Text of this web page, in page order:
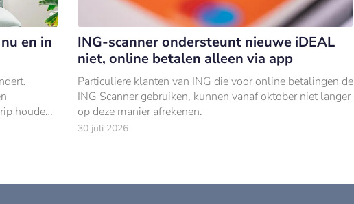
en in
houden
ING-scanner ondersteunt nieuwe iDEAL
niet, online betalen alleen via app
Particuliere klanten van ING die voor online betalingen de
ING Scanner gebruiken, kunnen vanaf oktober niet langer
op deze manier afrekenen.
30 juli 2026